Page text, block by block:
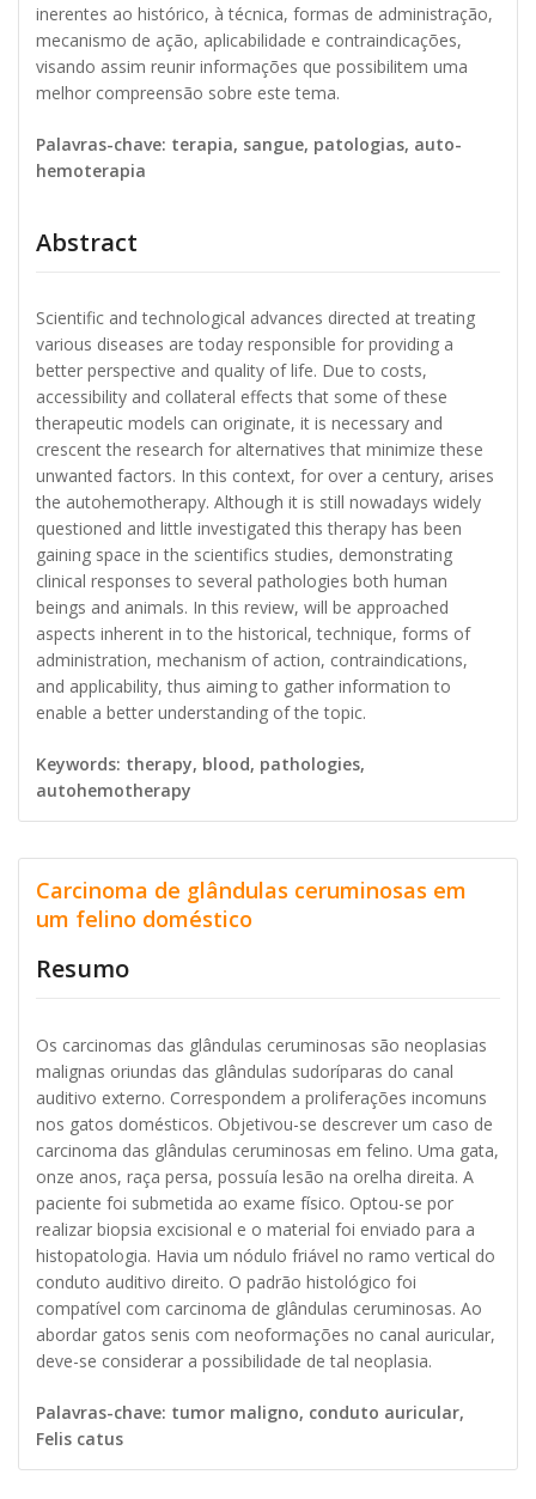
inerentes ao histórico, à técnica, formas de administração,
mecanismo de ação, aplicabilidade e contraindicações,
visando assim reunir informações que possibilitem uma
melhor compreensão sobre este tema.
Palavras-chave: terapia, sangue, patologias, auto-
hemoterapia
Abstract
Scientific and technological advances directed at treating
various diseases are today responsible for providing a
better perspective and quality of life. Due to costs,
accessibility and collateral effects that some of these
therapeutic models can originate, it is necessary and
crescent the research for alternatives that minimize these
unwanted factors. In this context, for over a century, arises
the autohemotherapy. Although it is still nowadays widely
questioned and little investigated this therapy has been
gaining space in the scientifics studies, demonstrating
clinical responses to several pathologies both human
beings and animals. In this review, will be approached
aspects inherent in to the historical, technique, forms of
administration, mechanism of action, contraindications,
and applicability, thus aiming to gather information to
enable a better understanding of the topic.
Keywords: therapy, blood, pathologies,
autohemotherapy
Carcinoma de glândulas ceruminosas em
um felino doméstico
Resumo
Os carcinomas das glândulas ceruminosas são neoplasias
malignas oriundas das glândulas sudoríparas do canal
auditivo externo. Correspondem a proliferações incomuns
nos gatos domésticos. Objetivou-se descrever um caso de
carcinoma das glândulas ceruminosas em felino. Uma gata,
onze anos, raça persa, possuía lesão na orelha direita. A
paciente foi submetida ao exame físico. Optou-se por
realizar biopsia excisional e o material foi enviado para a
histopatologia. Havia um nódulo friável no ramo vertical do
conduto auditivo direito. O padrão histológico foi
compatível com carcinoma de glândulas ceruminosas. Ao
abordar gatos senis com neoformações no canal auricular,
deve-se considerar a possibilidade de tal neoplasia.
Palavras-chave: tumor maligno, conduto auricular,
Felis catus